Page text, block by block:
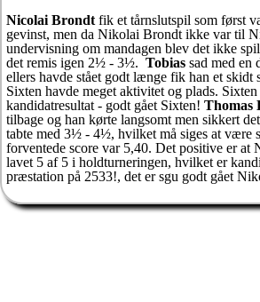
Nicolai Brondt fik et tårnslutspil som først
gevinst, men da Nikolai Brondt ikke var til
undervisning om mandagen blev det ikke
det remis igen 2½ - 3½. Tobias sad med en
ellers havde stået godt længe fik han et skidt
Sixten havde meget aktivitet og plads.
kandidatresultat - godt gået Sixten! Thomas
tilbage og han kørte langsomt men sikkert
tabte med 3½ - 4½, hvilket må siges at være
forventede score var 5,40. Det positive er
lavet 5 af 5 i holdturneringen, hvilket er
præstation på 2533!, det er sgu godt gået